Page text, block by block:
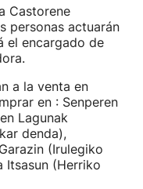
Castorene
personas actuarán
el encargado de
a la venta en
en : Senperen
Lagunak
denda),
(Irulegiko
Itsasun (Herriko